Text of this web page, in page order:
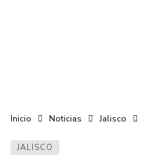
Inicio Noticias Jalisco
JALISCO